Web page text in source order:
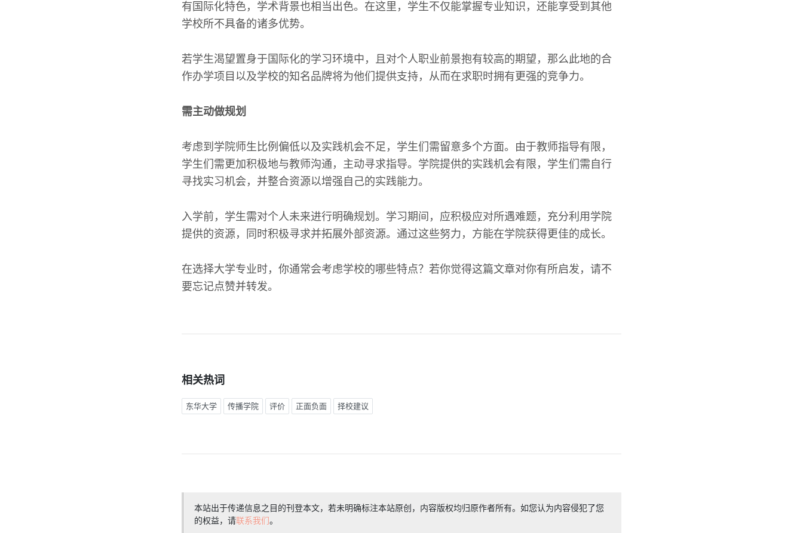
有国际化特色，学术背景也相当出色。在这里，学生不仅能掌握专业知识，还能享受到其他
学校所不具备的诸多优势。
若学生渴望置身于国际化的学习环境中，且对个人职业前景抱有较高的期望，那么此地的合
作办学项目以及学校的知名品牌将为他们提供支持，从而在求职时拥有更强的竞争力。
需主动做规划
考虑到学院师生比例偏低以及实践机会不足，学生们需留意多个方面。由于教师指导有限，
学生们需更加积极地与教师沟通，主动寻求指导。学院提供的实践机会有限，学生们需自行
寻找实习机会，并整合资源以增强自己的实践能力。
入学前，学生需对个人未来进行明确规划。学习期间，应积极应对所遇难题，充分利用学院
提供的资源，同时积极寻求并拓展外部资源。通过这些努力，方能在学院获得更佳的成长。
在选择大学专业时，你通常会考虑学校的哪些特点？若你觉得这篇文章对你有所启发，请不
要忘记点赞并转发。
相关热词
东华大学 传播学院 评价 正面负面 择校建议
本站出于传递信息之目的刊登本文，若未明确标注本站原创，内容版权均归原作者所有。如您认为内容侵犯了您
的权益，请联系我们。